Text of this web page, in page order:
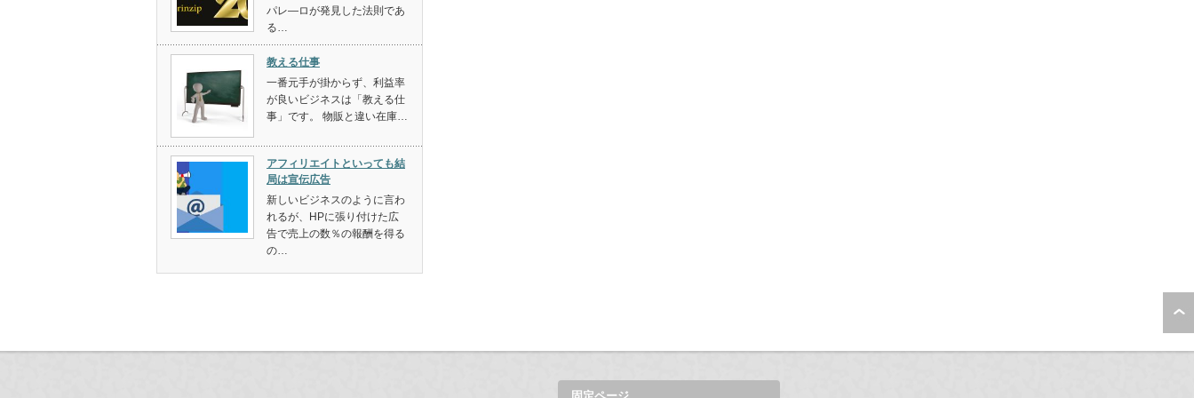
パレ―ロが発見した法則であ
る…
教える仕事
一番元手が掛からず、利益率
が良いビジネスは「教える仕
事」です。 物販と違い在庫…
アフィリエイトといっても結
局は宣伝広告
新しいビジネスのように言わ
れるが、HPに張り付けた広
告で売上の数％の報酬を得る
の…